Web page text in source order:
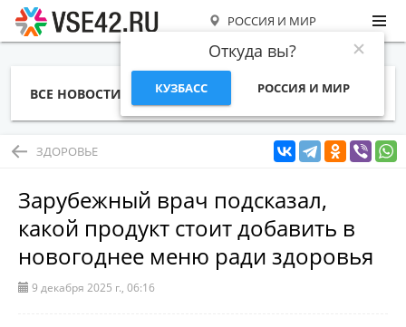
РОССИЯ И МИР
Откуда вы?
КУЗБАСС РОССИЯ И МИР
ВСЕ НОВОСТИ СТАТЬИ ТЕМЫ ФОТО
ЗДОРОВЬЕ
Зарубежный врач подсказал,
какой продукт стоит добавить в
новогоднее меню ради здоровья
9 декабря 2025 г., 06:16